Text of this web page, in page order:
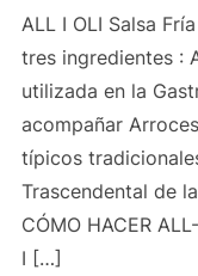
ALL I OLI Salsa
tres ingredientes :
utilizada en la
acompañar
típicos
Trascendental de
CÓMO HACER
I […]